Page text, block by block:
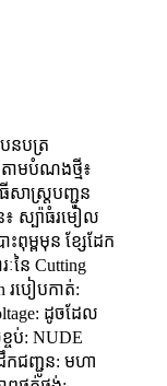
នបត្រ
ាមបំណងថ្មី៖
សាស្ត្របញ្ជូន
ស្ប៉ាធំរមៀល
ពុម្ពមុន ខ្សែដែក
នៃ Cutting
របៀបកាត់:
ដូចដែល
ចប់: NUDE
កជញ្ជូន: មហា